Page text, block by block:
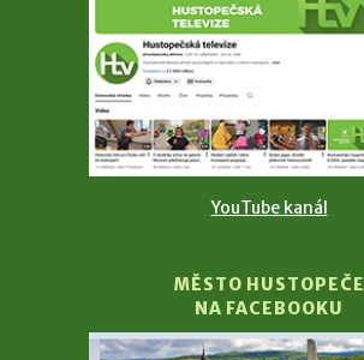
YouTube kanál
MĚSTO HUSTOPEČE
NA FACEBOOKU